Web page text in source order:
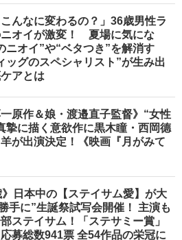
こんなに変わるの？」36歳男性ラ
ニオイが激変！ 夏場に気にな
ニオイ”や“ベタつき”を解消す
ッグのスペシャリスト”が生み出
アとは
一原作＆娘・渡邉直子監督》“女性
摯に描く意欲作に黒木瞳・西岡德
が出演決定！《映画『月がみて
》日本中の【ステイサム愛】が大
手に”生誕祭試写会開催！ 主演も
ステイサム！「ステサミー賞」
募総数941票 全54作品の栄冠に